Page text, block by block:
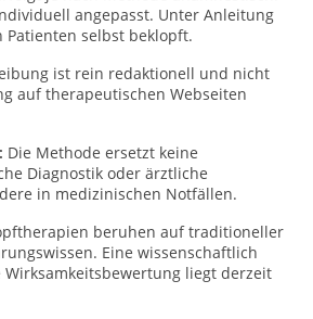
angepasst. Unter Anleitung
Patienten selbst beklopft.
ist rein redaktionell und nicht
auf therapeutischen Webseiten
Die Methode ersetzt keine
Diagnostik oder ärztliche
in medizinischen Notfällen.
beruhen auf traditioneller
Eine wissenschaftlich
liegt derzeit